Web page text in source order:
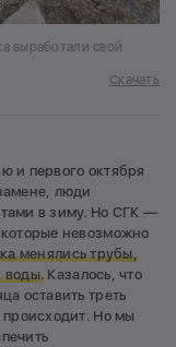
выработали свой
Скачать
и первого октября
люди
в зиму. Но СГК —
невозможно
менялись трубы,
воды. Казалось, что
оставить треть
происходит. Но мы